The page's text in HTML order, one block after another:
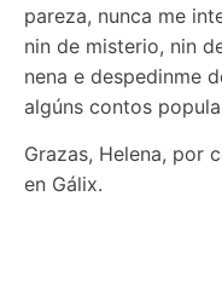
pareza, nunca me
nin de misterio, nin
nena e despedinme
algúns contos
Grazas, Helena, por
en Gálix.